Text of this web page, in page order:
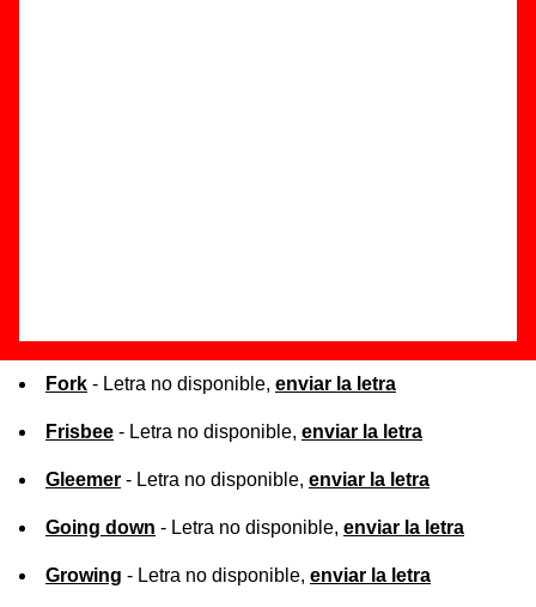
Fork - Letra no disponible, enviar la letra
Frisbee - Letra no disponible, enviar la letra
Gleemer - Letra no disponible, enviar la letra
Going down - Letra no disponible, enviar la letra
Growing - Letra no disponible, enviar la letra